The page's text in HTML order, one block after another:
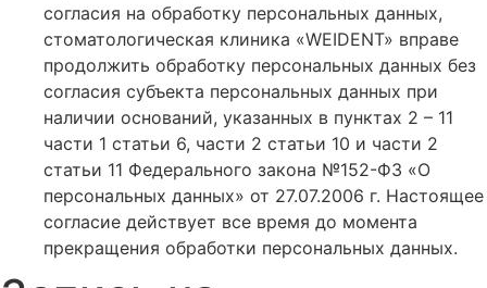
согласия на обработку персональных данных,
стоматологическая клиника «WEIDENT» вправе
продолжить обработку персональных данных без
согласия субъекта персональных данных при
наличии оснований, указанных в пунктах 2 – 11
части 1 статьи 6, части 2 статьи 10 и части 2
статьи 11 Федерального закона №152-ФЗ «О
персональных данных» от 27.07.2006 г. Настоящее
согласие действует все время до момента
прекращения обработки персональных данных.